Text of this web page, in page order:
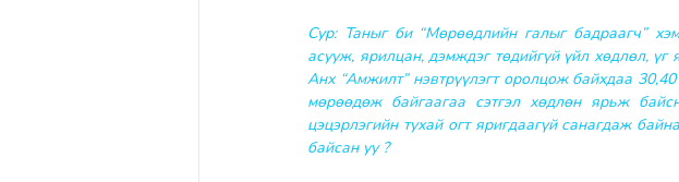
Сур: Таныг би “Мөрөөдлийн галыг бадраагч”
асууж, ярилцан, дэмждэг төдийгүй үйл хөдлөл, үг
Анх “Амжилт” нэвтрүүлэгт оролцож байхдаа
мөрөөдөж байгаагаа сэтгэл хөдлөн ярьж
цэцэрлэгийн тухай огт яригдаагүй санагдаж
байсан уу ?